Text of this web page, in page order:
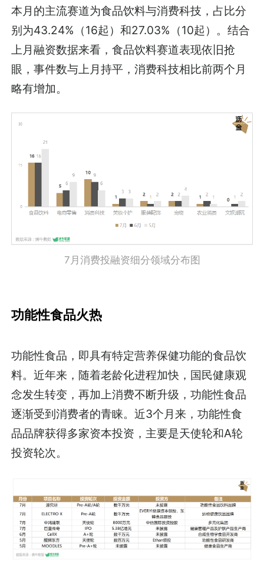
本月的主流赛道为食品饮料与消费科技，占比分
别为43.24%（16起）和27.03%（10起）。结合
上月融资数据来看，食品饮料赛道表现依旧抢
眼，事件数与上月持平，消费科技相比前两个月
略有增加。
7月消费投融资细分领域分布图
功能性食品火热
功能性食品，即具有特定营养保健功能的食品饮
料。近年来，随着老龄化进程加快，国民健康观
念发生转变，再加上消费不断升级，功能性食品
逐渐受到消费者的青睐。近3个月来，功能性食
品品牌获得多家资本投资，主要是天使轮和A轮
投资轮次。